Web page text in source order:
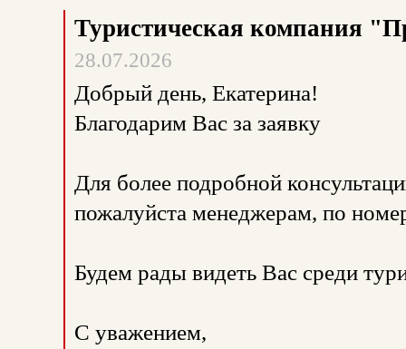
Туристическая компания
28.07.2026
Добрый день, Екатерина!
Благодарим Вас за заявку
Для более подробной
пожалуйста менеджерам, по
Будем рады видеть Вас среди
С уважением,